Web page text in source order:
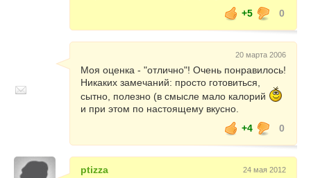
+5
0
20 марта 2006
Моя оценка - "отлично"! Очень понравилось!
Никаких замечаний: просто готовиться,
сытно, полезно (в смысле мало калорий
и при этом по настоящему вкусно.
+4
0
ptizza 24 мая 2012